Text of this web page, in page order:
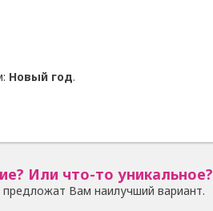
Новый год.
Или что-то уникальное?
Вам наилучший вариант.